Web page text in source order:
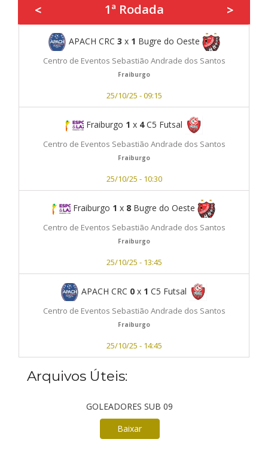
< 1ª Rodada >
APACH CRC 3 x 1 Bugre do Oeste
Centro de Eventos Sebastião Andrade dos Santos
Fraiburgo
25/10/25 - 09:15
Fraiburgo 1 x 4C5 Futsal
Centro de Eventos Sebastião Andrade dos Santos
Fraiburgo
25/10/25 - 10:30
Fraiburgo 1 x 8 Bugre do Oeste
Centro de Eventos Sebastião Andrade dos Santos
Fraiburgo
25/10/25 - 13:45
APACH CRC 0 x 1 C5 Futsal
Centro de Eventos Sebastião Andrade dos Santos
Fraiburgo
25/10/25 - 14:45
Arquivos Úteis:
GOLEADORES SUB 09
Baixar